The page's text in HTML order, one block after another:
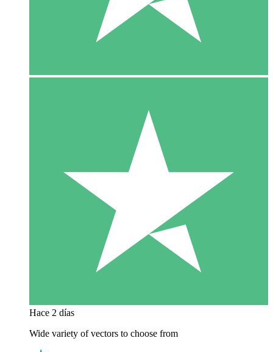
Hace 2 días
Wide variety of vectors to choose from